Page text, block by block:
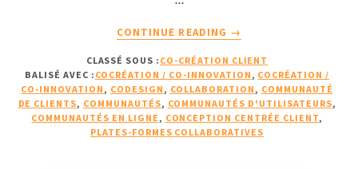
CONTINUE READING
DE
COCRÉATION
:
NATIONAL
INSTRUMENT
→
CLASSÉ SOUS : CO-CRÉATION CLIENT
BALISÉ AVEC : COCRÉATION / CO-INNOVATION , COCRÉATION /
CO-INNOVATION , CODESIGN , COLLABORATION , COMMUNAUTÉ
DE CLIENTS, COMMUNAUTÉS, COMMUNAUTÉS D'UTILISATEURS,
COMMUNAUTÉS EN LIGNE , CONCEPTION CENTRÉE CLIENT,
PLATES-FORMES COLLABORATIVES